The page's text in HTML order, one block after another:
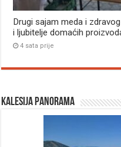
Drugi sajam meda i
i ljubitelje domaćih
4 sata prije
Kalesija panorama